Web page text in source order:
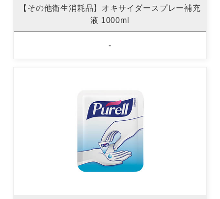
【その他衛生消耗品】オキサイダースプレー補充
液 1000ml
-